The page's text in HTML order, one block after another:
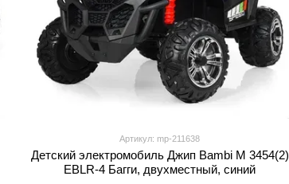
Артикул: mp-211638
Детский электромобиль Джип Bambi M 3454(2)
EBLR-4 Багги, двухместный, синий